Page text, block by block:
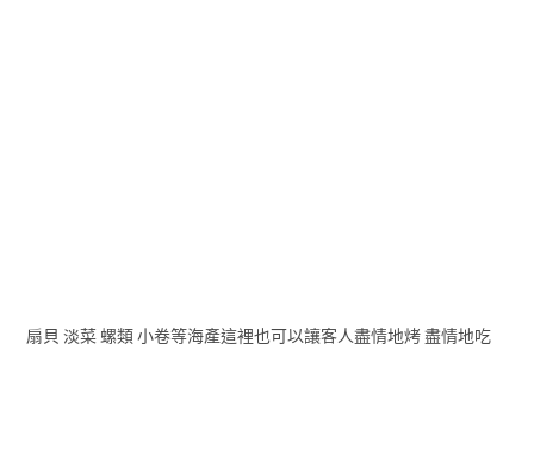
扇貝 淡菜 螺類 小卷等海產這裡也可以讓客人盡情地烤 盡情地吃